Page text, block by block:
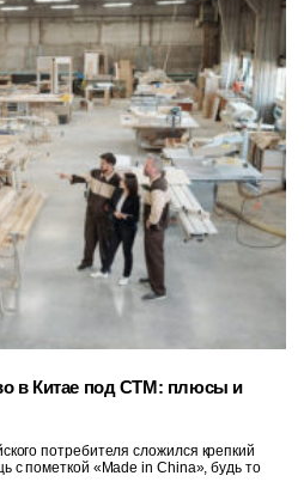
в Китае под СТМ: плюсы и
потребителя сложился крепкий
с пометкой «Made in China», будь то